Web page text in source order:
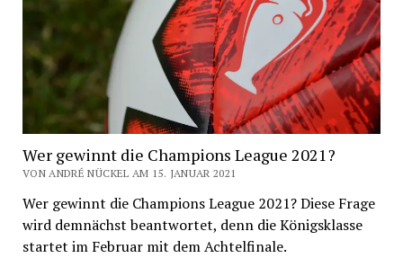
Wer gewinnt die Champions League 2021?
VON ANDRÉ NÜCKEL AM 15. JANUAR 2021
Wer gewinnt die Champions League 2021? Diese Frage
wird demnächst beantwortet, denn die Königsklasse
startet im Februar mit dem Achtelfinale.